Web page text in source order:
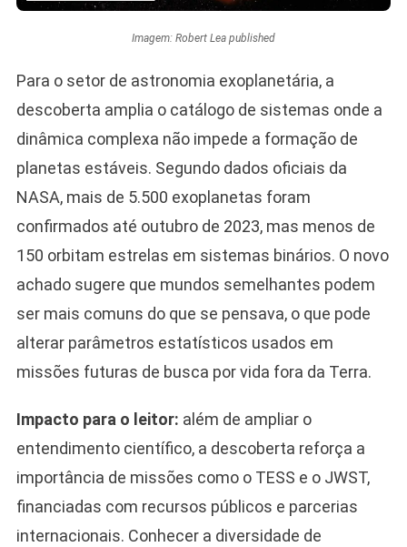
Imagem: Robert Lea published
Para o setor de astronomia exoplanetária, a
descoberta amplia o catálogo de sistemas onde a
dinâmica complexa não impede a formação de
planetas estáveis. Segundo dados oficiais da
NASA, mais de 5.500 exoplanetas foram
confirmados até outubro de 2023, mas menos de
150 orbitam estrelas em sistemas binários. O novo
achado sugere que mundos semelhantes podem
ser mais comuns do que se pensava, o que pode
alterar parâmetros estatísticos usados em
missões futuras de busca por vida fora da Terra.
Impacto para o leitor: além de ampliar o
entendimento científico, a descoberta reforça a
importância de missões como o TESS e o JWST,
financiadas com recursos públicos e parcerias
internacionais. Conhecer a diversidade de